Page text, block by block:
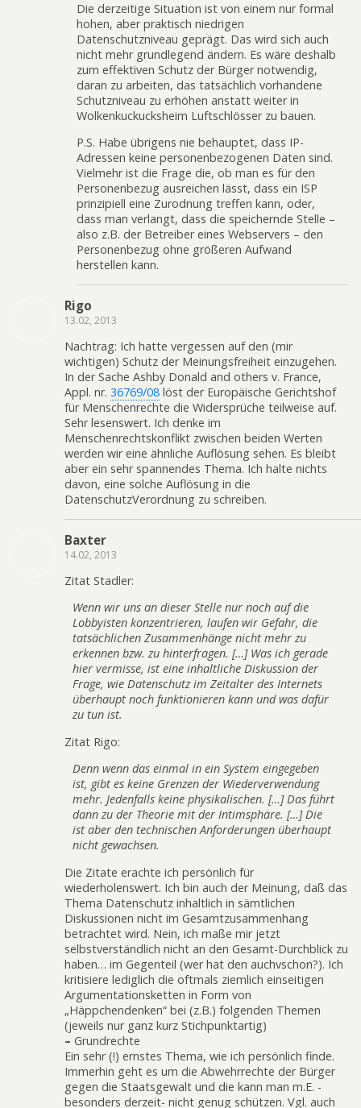
Die derzeitige Situation ist von einem nur formal
hohen, aber praktisch niedrigen
Datenschutzniveau geprägt. Das wird sich auch
nicht mehr grundlegend ändern. Es wäre deshalb
zum effektiven Schutz der Bürger notwendig,
daran zu arbeiten, das tatsächlich vorhandene
Schutzniveau zu erhöhen anstatt weiter in
Wolkenkuckucksheim Luftschlösser zu bauen.
P.S. Habe übrigens nie behauptet, dass IP-
Adressen keine personenbezogenen Daten sind.
Vielmehr ist die Frage die, ob man es für den
Personenbezug ausreichen lässt, dass ein ISP
prinzipiell eine Zurodnung treffen kann, oder,
dass man verlangt, dass die speichernde Stelle –
also z.B. der Betreiber eines Webservers – den
Personenbezug ohne größeren Aufwand
herstellen kann.
Rigo
13.02, 2013
Nachtrag: Ich hatte vergessen auf den (mir
wichtigen) Schutz der Meinungsfreiheit einzugehen.
In der Sache Ashby Donald and others v. France,
Appl. nr. 36769/08 löst der Europäische Gerichtshof
für Menschenrechte die Widersprüche teilweise auf.
Sehr lesenswert. Ich denke im
Menschenrechtskonflikt zwischen beiden Werten
werden wir eine ähnliche Auflösung sehen. Es bleibt
aber ein sehr spannendes Thema. Ich halte nichts
davon, eine solche Auflösung in die
DatenschutzVerordnung zu schreiben.
Baxter
14.02, 2013
Zitat Stadler:
Wenn wir uns an dieser Stelle nur noch auf die
Lobbyisten konzentrieren, laufen wir Gefahr, die
tatsächlichen Zusammenhänge nicht mehr zu
erkennen bzw. zu hinterfragen. […] Was ich gerade
hier vermisse, ist eine inhaltliche Diskussion der
Frage, wie Datenschutz im Zeitalter des Internets
überhaupt noch funktionieren kann und was dafür
zu tun ist.
Zitat Rigo:
Denn wenn das einmal in ein System eingegeben
ist, gibt es keine Grenzen der Wiederverwendung
mehr. Jedenfalls keine physikalischen. […] Das führt
dann zu der Theorie mit der Intimsphäre. […] Die
ist aber den technischen Anforderungen überhaupt
nicht gewachsen.
Die Zitate erachte ich persönlich für
wiederholenswert. Ich bin auch der Meinung, daß das
Thema Datenschutz inhaltlich in sämtlichen
Diskussionen nicht im Gesamtzusammenhang
betrachtet wird. Nein, ich maße mir jetzt
selbstverständlich nicht an den Gesamt-Durchblick zu
haben… im Gegenteil (wer hat den auchvschon?). Ich
kritisiere lediglich die oftmals ziemlich einseitigen
Argumentationsketten in Form von
„Häppchendenken“ bei (z.B.) folgenden Themen
(jeweils nur ganz kurz Stichpunktartig)
– Grundrechte
Ein sehr (!) ernstes Thema, wie ich persönlich finde.
Immerhin geht es um die Abwehrrechte der Bürger
gegen die Staatsgewalt und die kann man m.E. -
besonders derzeit- nicht genug schützen. Vgl. auch